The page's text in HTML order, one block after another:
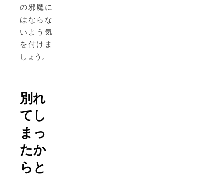
の邪魔に
はならな
いよう気
を付けま
しょう。
別れ
てし
まっ
たか
らと